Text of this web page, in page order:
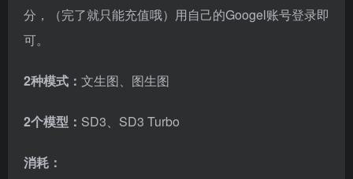
分，（完了就只能充值哦）用自己的Googel账号登录即
可。
2种模式： 文生图、图生图
2个模型： SD3、SD3 Turbo
消耗：